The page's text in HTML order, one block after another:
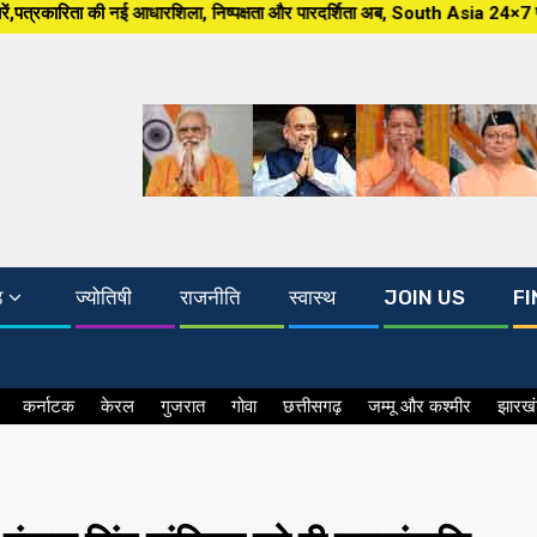
निष्पक्षता और पारदर्शिता अब, South Asia 24×7 पर खबर
ज्योतिषी राजनीति स्वास्थ JOIN US
कर्नाटक केरल गुजरात गोवा छत्तीसगढ़ जम्मू और कश्मीर